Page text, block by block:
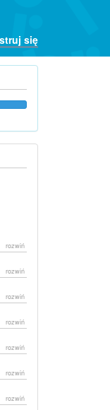
się
rozwiń
rozwiń
rozwiń
rozwiń
rozwiń
rozwiń
rozwiń